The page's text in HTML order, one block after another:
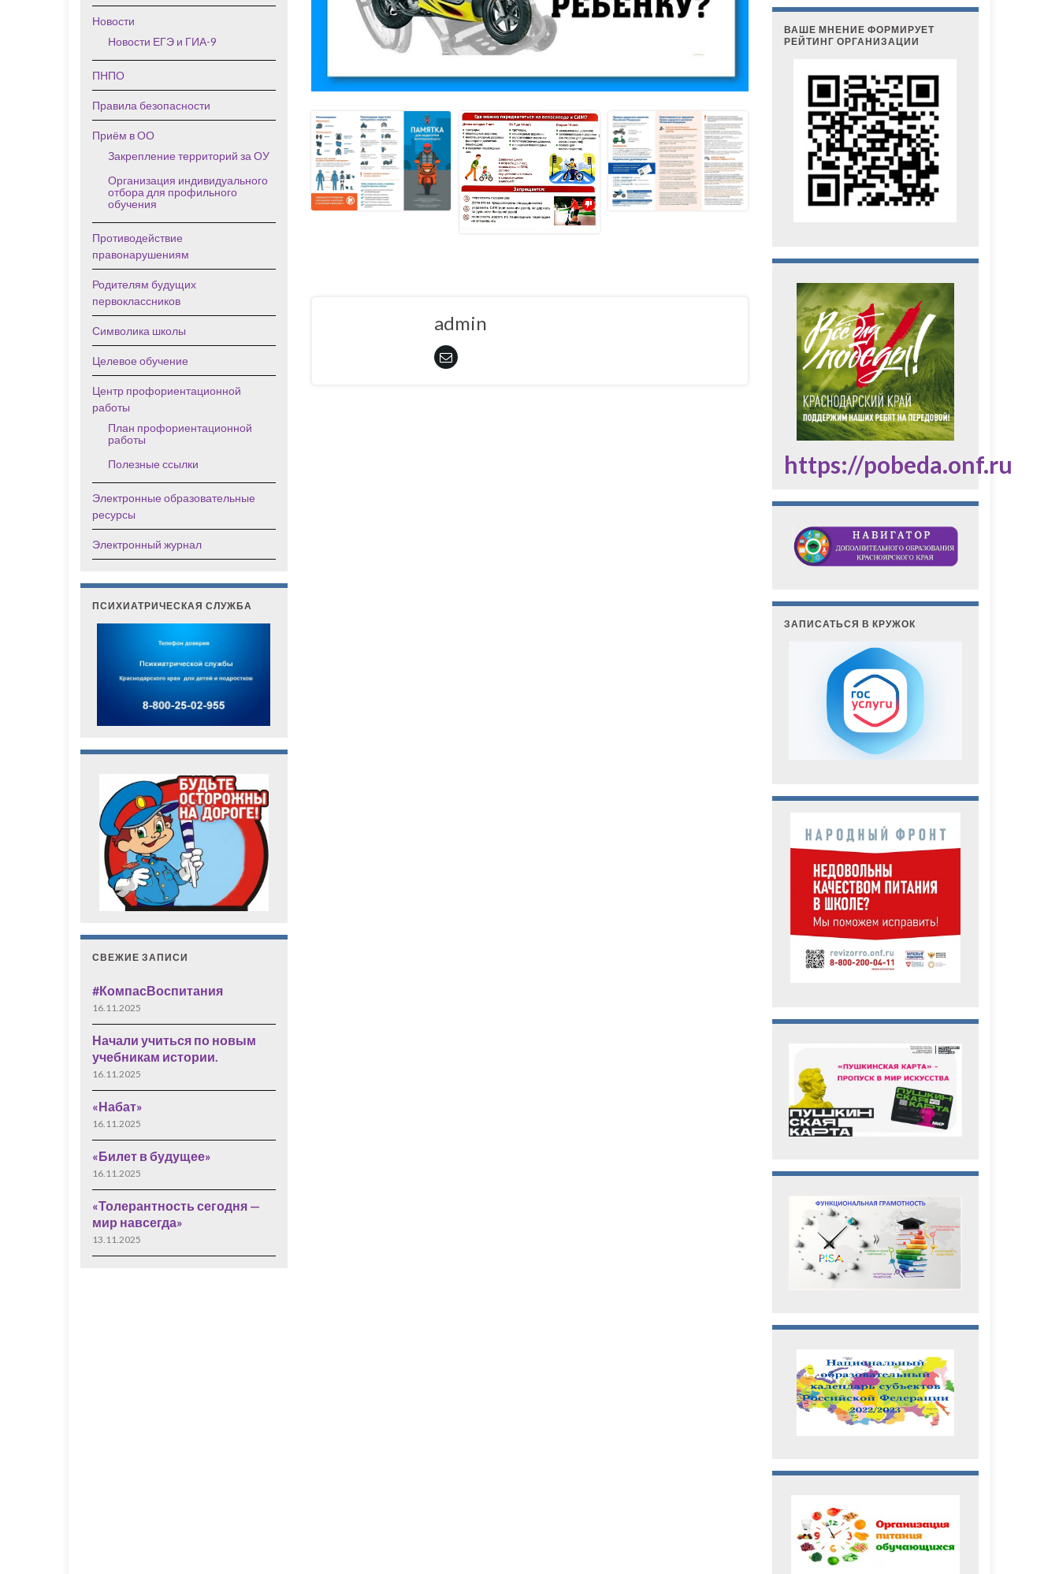
admin
Новости
Новости ЕГЭ и ГИА-9
ПНПО
Правила безопасности
Приём в ОО
Закрепление территорий за ОУ
Организация индивидуального
отбора для профильного
обучения
Противодействие
правонарушениям
Родителям будущих
первоклассников
Символика школы
Целевое обучение
Центр профориентационной
работы
План профориентационной
работы
Полезные ссылки
Электронные образовательные
ресурсы
Электронный журнал
ПСИХИАТРИЧЕСКАЯ СЛУЖБА
СВЕЖИЕ ЗАПИСИ
#КомпасВоспитания
16.11.2025
Начали учиться по новым
учебникам истории.
16.11.2025
«Набат»
16.11.2025
«Билет в будущее»
16.11.2025
«Толерантность сегодня —
мир навсегда»
13.11.2025
ВАШЕ МНЕНИЕ ФОРМИРУЕТ
РЕЙТИНГ ОРГАНИЗАЦИИ
https://pobeda.onf.ru
ЗАПИСАТЬСЯ В КРУЖОК